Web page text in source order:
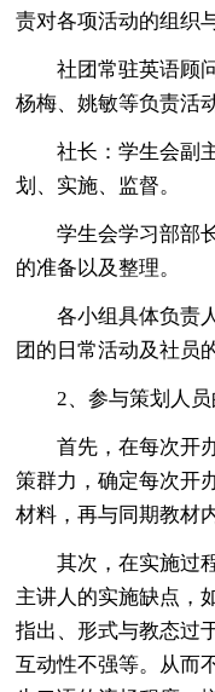
责对各项活动的组织
社团常驻英语顾
杨梅、姚敏等负责活
社长：学生会副
划、实施、监督。
学生会学习部部
的准备以及整理。
各小组具体负责
团的日常活动及社员
2、参与策划人员
首先，在每次开
策群力，确定每次开
材料，再与同期教材
其次，在实施过
主讲人的实施缺点，
指出、形式与教态过
互动性不强等。从而